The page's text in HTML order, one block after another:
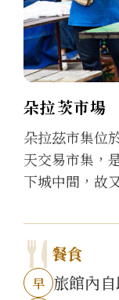
朵拉茨市場
朵拉茲市集位
天交易市集，
下城中間，故
餐食
早 旅館內